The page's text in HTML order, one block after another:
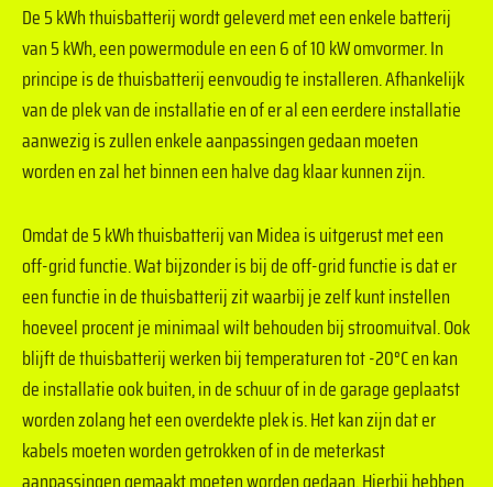
De 5 kWh thuisbatterij wordt geleverd met een enkele batterij
van 5 kWh, een powermodule en een 6 of 10 kW omvormer. In
principe is de thuisbatterij eenvoudig te installeren. Afhankelijk
van de plek van de installatie en of er al een eerdere installatie
aanwezig is zullen enkele aanpassingen gedaan moeten
worden en zal het binnen een halve dag klaar kunnen zijn.
Omdat de 5 kWh thuisbatterij van Midea is uitgerust met een
off-grid functie. Wat bijzonder is bij de off-grid functie is dat er
een functie in de thuisbatterij zit waarbij je zelf kunt instellen
hoeveel procent je minimaal wilt behouden bij stroomuitval. Ook
blijft de thuisbatterij werken bij temperaturen tot -20°C en kan
de installatie ook buiten, in de schuur of in de garage geplaatst
worden zolang het een overdekte plek is. Het kan zijn dat er
kabels moeten worden getrokken of in de meterkast